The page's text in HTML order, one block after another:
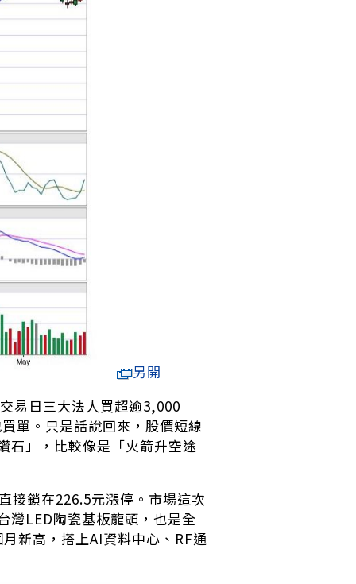
另開
易日三大法人買超逾3,000
單。只是話說回來，股價短線
石」，比較像是「火箭升空途
接鎖在226.5元漲停。市場這次
灣LED陶瓷基板龍頭，也是全
新高，搭上AI資料中心、RF通